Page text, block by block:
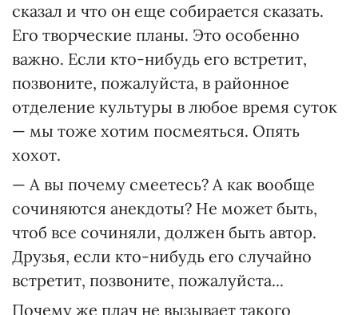
сказал и что он еще собирается сказать.
Его творческие планы. Это особенно
важно. Если кто-нибудь его встретит,
позвоните, пожалуйста, в районное
отделение культуры в любое время суток
— мы тоже хотим посмеяться. Опять
хохот.
— А вы почему смеетесь? А как вообще
сочиняются анекдоты? Не может быть,
чтоб все сочиняли, должен быть автор.
Друзья, если кто-нибудь его случайно
встретит, позвоните, пожалуйста...
Почему же плач не вызывает такого